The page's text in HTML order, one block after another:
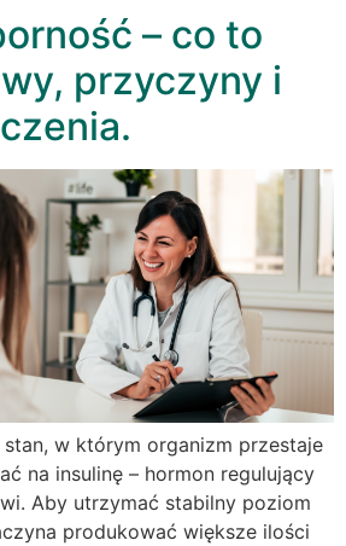
– co to
przyczyny i
w którym organizm przestaje
na insulinę – hormon regulujący
Aby utrzymać stabilny poziom
produkować większe ilości